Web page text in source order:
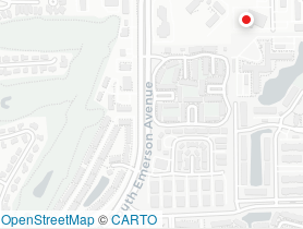
OpenStreetMap©CARTO